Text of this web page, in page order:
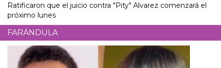
Ratificaron que el juicio contra "Pity" Alvarez comenzará el
próximo lunes
FARÁNDULA